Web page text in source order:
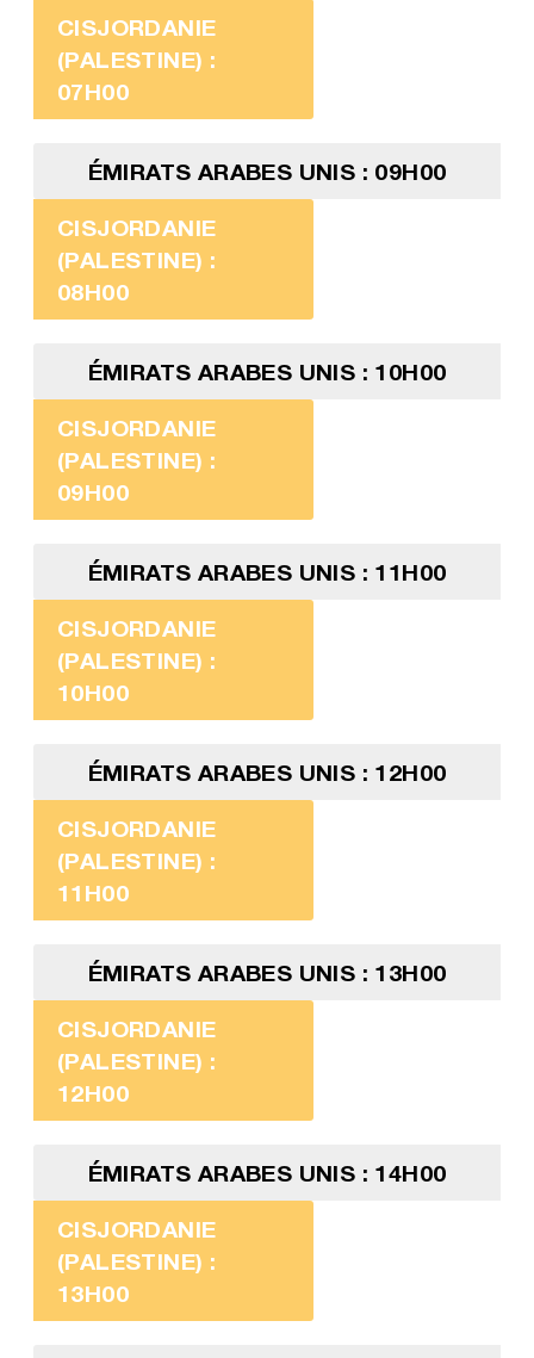
CISJORDANIE
(PALESTINE) :
07H00
ÉMIRATS ARABES UNIS : 09H00
CISJORDANIE
(PALESTINE) :
08H00
ÉMIRATS ARABES UNIS : 10H00
CISJORDANIE
(PALESTINE) :
09H00
ÉMIRATS ARABES UNIS : 11H00
CISJORDANIE
(PALESTINE) :
10H00
ÉMIRATS ARABES UNIS : 12H00
CISJORDANIE
(PALESTINE) :
11H00
ÉMIRATS ARABES UNIS : 13H00
CISJORDANIE
(PALESTINE) :
12H00
ÉMIRATS ARABES UNIS : 14H00
CISJORDANIE
(PALESTINE) :
13H00